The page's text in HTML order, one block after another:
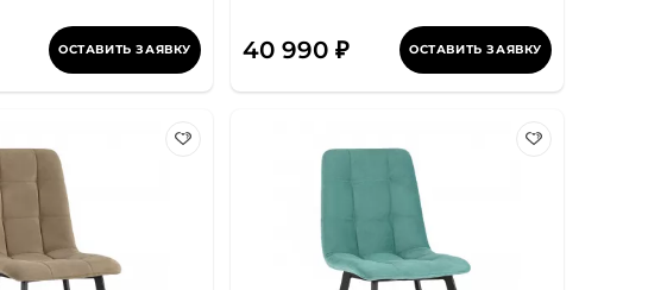
ОСТАВИТЬ ЗАЯВКУ 40 990 ₽ ОСТАВИТЬ ЗАЯВКУ